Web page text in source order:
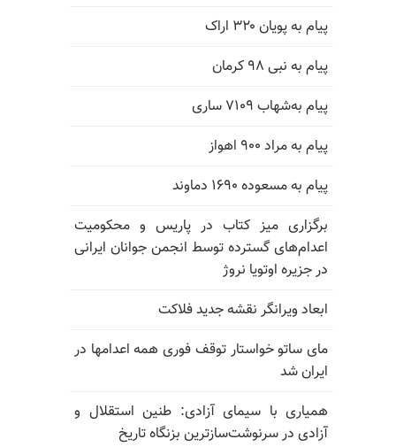
پیام به پویان ۳۲۰ اراک
پیام به نبی ۹۸ کرمان
پیام به‌شهاب ۷۱۰۹ ساری
پیام به مراد ۹۰۰ اهواز
پیام به مسعوده ۱۶۹۰ دماوند
برگزاری میز کتاب در پاریس و محکومیت
اعدام‌های گسترده توسط انجمن جوانان ایرانی
در جزیره اوتویا نروژ
ابعاد ویرانگر نقشه جدید فلاکت
مای ساتو خواستار توقف فوری همه اعدامها در
ایران شد
همیاری با سیمای آزادی: طنین استقلال و
آزادی در سرنوشت‌سازترین بزنگاه تاریخ